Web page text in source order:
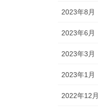
2023年8月
2023年6月
2023年3月
2023年1月
2022年12月